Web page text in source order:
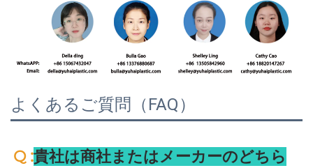
よくあるご質問（FAQ）
Q :貴社は商社またはメーカーのどちら